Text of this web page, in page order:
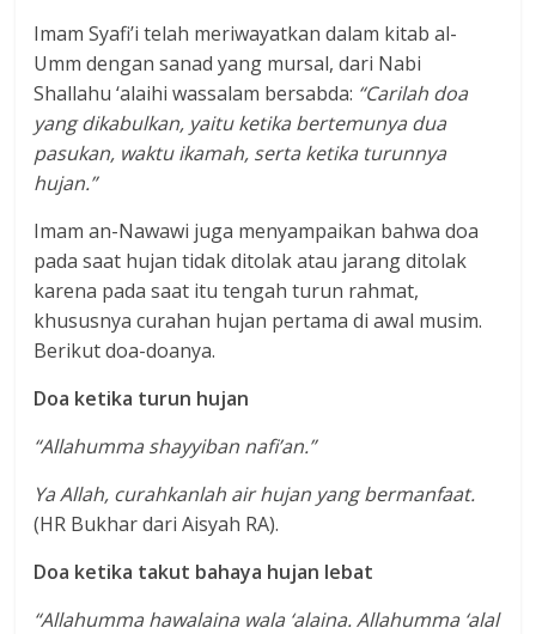
Imam Syafi’i telah meriwayatkan dalam kitab al-
Umm dengan sanad yang mursal, dari Nabi
Shallahu ‘alaihi wassalam bersabda: “Carilah doa
yang dikabulkan, yaitu ketika bertemunya dua
pasukan, waktu ikamah, serta ketika turunnya
hujan.”
Imam an-Nawawi juga menyampaikan bahwa doa
pada saat hujan tidak ditolak atau jarang ditolak
karena pada saat itu tengah turun rahmat,
khususnya curahan hujan pertama di awal musim.
Berikut doa-doanya.
Doa ketika turun hujan
“Allahumma shayyiban nafi’an.”
Ya Allah, curahkanlah air hujan yang bermanfaat.
(HR Bukhar dari Aisyah RA).
Doa ketika takut bahaya hujan lebat
“Allahumma hawalaina wala ‘alaina. Allahumma ‘alal